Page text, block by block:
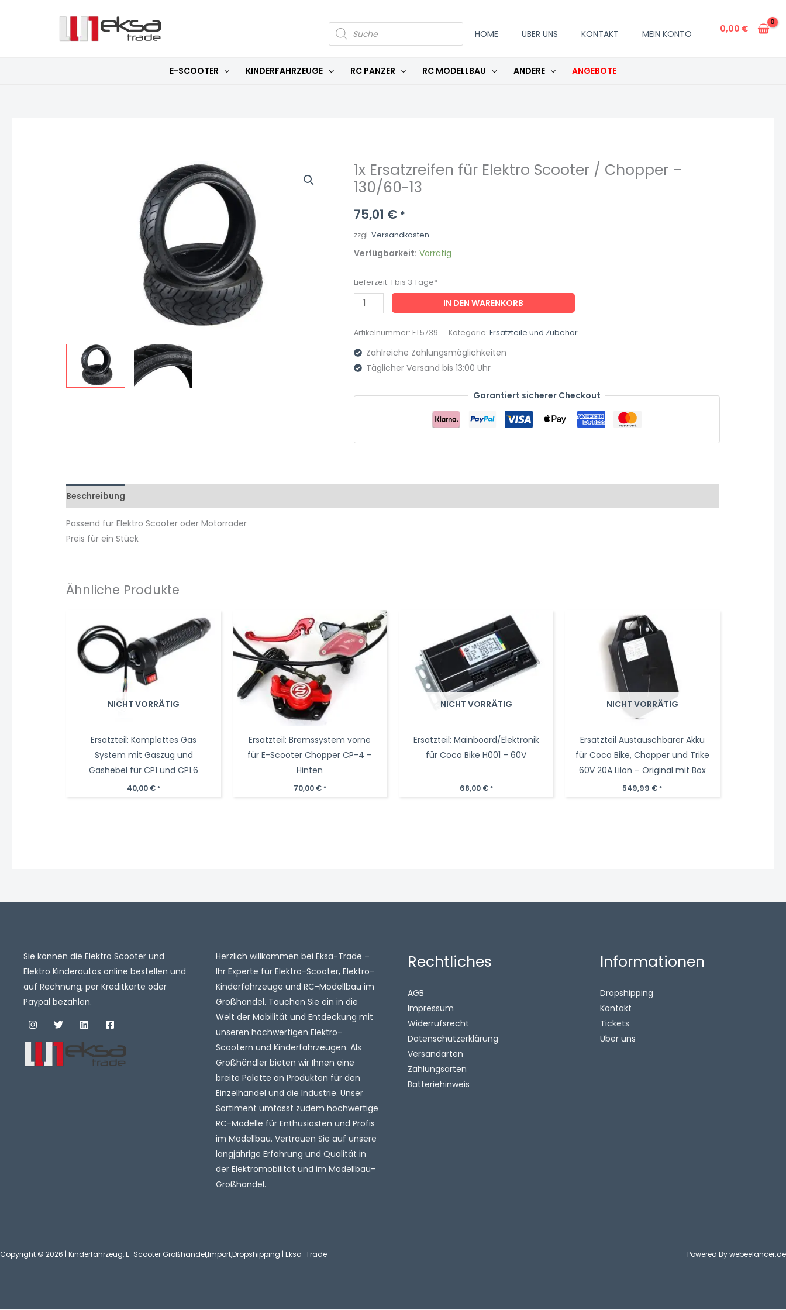
PRODUCTS
SEARCH HOME ÜBER UNS KONTAKT MEIN KONTO 0,00 €
E-SCOOTER KINDERFAHRZEUGE RC PANZER RC MODELLBAU ANDERE ANGEBOTE
1x Ersatzreifen für Elektro Scooter / Chopper –
130/60-13
75,01 € *
zzgl. Versandkosten
Verfügbarkeit: Vorrätig
Lieferzeit: 1 bis 3 Tage*
1x
Ersatzreifen
Elektro
Chopper
Menge
IN DEN WARENKORB
Artikelnummer: ET5739 Kategorie: Ersatzteile und Zubehör
Zahlreiche Zahlungsmöglichkeiten
Täglicher Versand bis 13:00 Uhr
Garantiert sicherer Checkout
Beschreibung
Passend für Elektro Scooter oder Motorräder
Preis für ein Stück
Ähnliche Produkte
NICHT VORRÄTIG
Ersatzteil: Komplettes Gas
System mit Gaszug und
Gashebel für CP1 und CP1.6
40,00 € *
Ersatzteil: Bremssystem vorne
für E-Scooter Chopper CP-4 –
Hinten
70,00 € *
NICHT VORRÄTIG
Ersatzteil: Mainboard/Elektronik
für Coco Bike H001 – 60V
68,00 € *
NICHT VORRÄTIG
Ersatzteil Austauschbarer Akku
für Coco Bike, Chopper und Trike
60V 20A LiIon – Original mit Box
549,99 € *
Sie können die Elektro Scooter und
Elektro Kinderautos online bestellen und
auf Rechnung, per Kreditkarte oder
Paypal bezahlen.
Herzlich willkommen bei Eksa-Trade –
Ihr Experte für Elektro-Scooter, Elektro-
Kinderfahrzeuge und RC-Modellbau im
Großhandel. Tauchen Sie ein in die
Welt der Mobilität und Entdeckung mit
unseren hochwertigen Elektro-
Scootern und Kinderfahrzeugen. Als
Großhändler bieten wir Ihnen eine
breite Palette an Produkten für den
Einzelhandel und die Industrie. Unser
Sortiment umfasst zudem hochwertige
RC-Modelle für Enthusiasten und Profis
im Modellbau. Vertrauen Sie auf unsere
langjährige Erfahrung und Qualität in
der Elektromobilität und im Modellbau-
Großhandel.
Rechtliches
AGB
Impressum
Widerrufsrecht
Datenschutzerklärung
Versandarten
Zahlungsarten
Batteriehinweis
Informationen
Dropshipping
Kontakt
Tickets
Über uns
Copyright © 2026 | Kinderfahrzeug, E-Scooter Großhandel,Import,Dropshipping | Eksa-Trade Powered Bywebeelancer.de
130/60-